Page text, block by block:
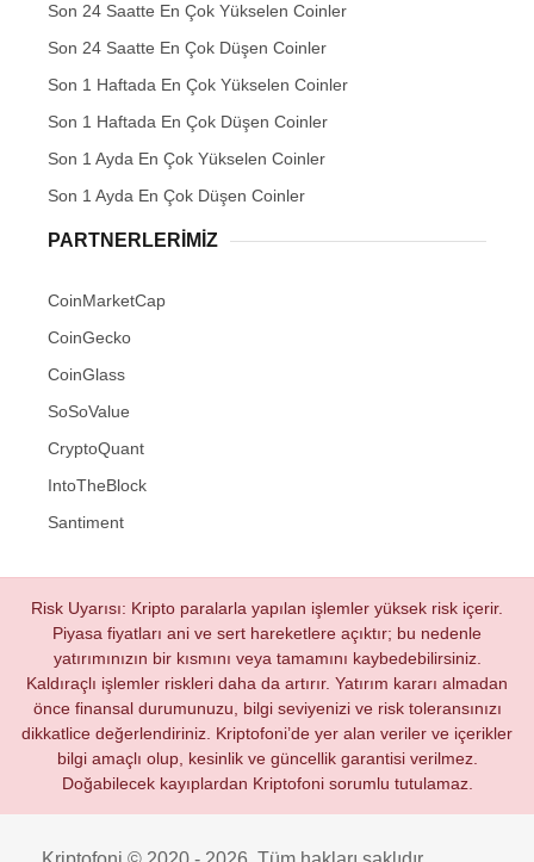
Son 24 Saatte En Çok Yükselen Coinler
Son 24 Saatte En Çok Düşen Coinler
Son 1 Haftada En Çok Yükselen Coinler
Son 1 Haftada En Çok Düşen Coinler
Son 1 Ayda En Çok Yükselen Coinler
Son 1 Ayda En Çok Düşen Coinler
PARTNERLERIMIZ
CoinMarketCap
CoinGecko
CoinGlass
SoSoValue
CryptoQuant
IntoTheBlock
Santiment
Risk Uyarısı: Kripto paralarla yapılan işlemler yüksek risk içerir.
Piyasa fiyatları ani ve sert hareketlere açıktır; bu nedenle
yatırımınızın bir kısmını veya tamamını kaybedebilirsiniz.
Kaldıraçlı işlemler riskleri daha da artırır. Yatırım kararı almadan
önce finansal durumunuzu, bilgi seviyenizi ve risk toleransınızı
dikkatlice değerlendiriniz. Kriptofoni’de yer alan veriler ve içerikler
bilgi amaçlı olup, kesinlik ve güncellik garantisi verilmez.
Doğabilecek kayıplardan Kriptofoni sorumlu tutulamaz.